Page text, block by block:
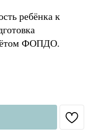
ребёнка к
ФОПДО.